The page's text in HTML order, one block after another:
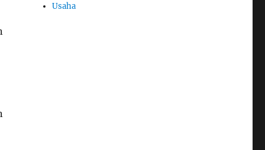
Usaha